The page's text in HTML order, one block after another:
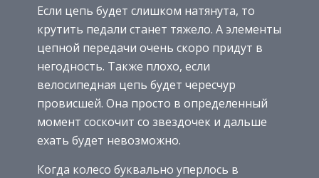
Если цепь будет слишком натянута, то
крутить педали станет тяжело. А элементы
цепной передачи очень скоро придут в
негодность. Также плохо, если
велосипедная цепь будет чересчур
провисшей. Она просто в определенный
момент соскочит со звездочек и дальше
ехать будет невозможно.
Когда колесо буквально уперлось в